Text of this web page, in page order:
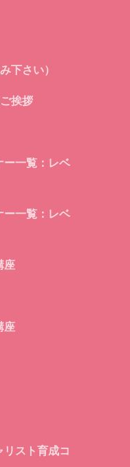
下さい）
挨拶
ー一覧：レベ
ー一覧：レベ
座
座
スト育成コ